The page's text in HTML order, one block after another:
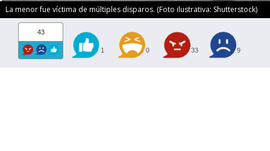
La menor fue víctima de múltiples disparos. (Foto ilustrativa: Shutterstock)
43
1 0 33 9